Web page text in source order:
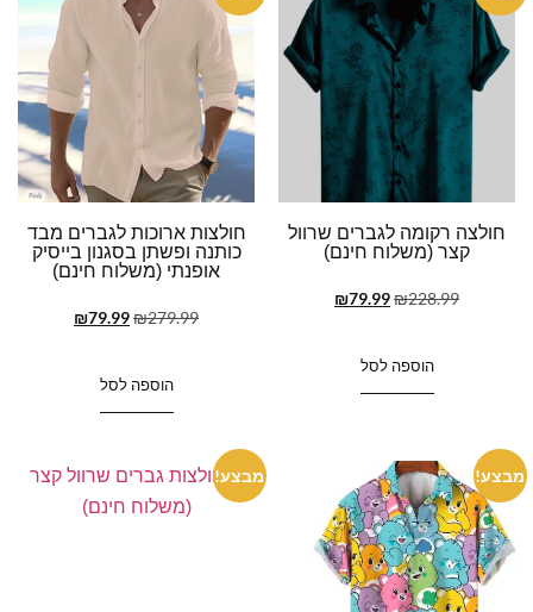
חולצה רקומה לגברים שרוול
קצר (משלוח חינם)
₪228.99
₪79.99
הוספה לסל
חולצות ארוכות לגברים מבד
כותנה ופשתן בסגנון בייסיק
אופנתי (משלוח חינם)
₪279.99
₪79.99
הוספה לסל
מבצע! מבצע!